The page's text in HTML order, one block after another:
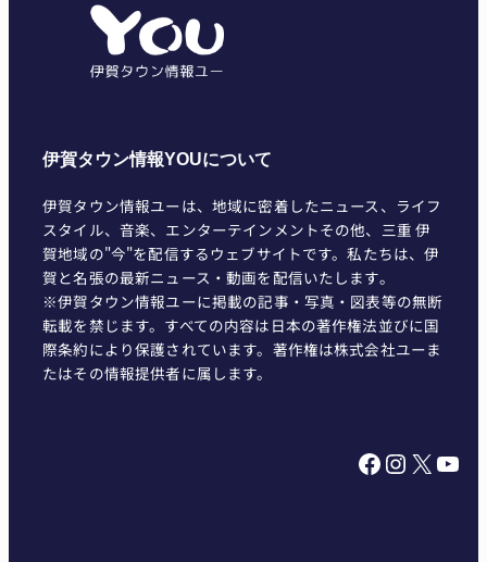
伊賀タウン情報YOUについて
伊賀タウン情報ユーは、地域に密着したニュース、ライフ
スタイル、音楽、エンターテインメントその他、三重 伊
賀地域の"今"を配信するウェブサイトです。私たちは、伊
賀と名張の最新ニュース・動画を配信いたします。
※伊賀タウン情報ユーに掲載の記事・写真・図表等の無断
転載を禁じます。すべての内容は日本の著作権法並びに国
際条約により保護されています。著作権は株式会社ユーま
たはその情報提供者に属します。
Facebook InstagramX YouTube